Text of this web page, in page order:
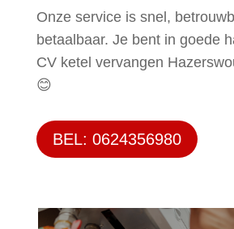
Onze service is snel,
betaalbaar. Je bent in goede
CV ketel vervangen
😊
BEL: 0624356980